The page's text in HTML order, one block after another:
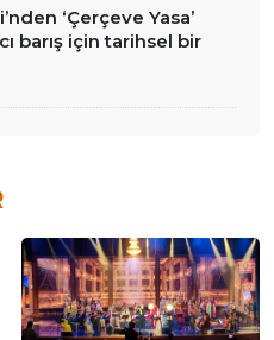
‘Çerçeve Yasa’
barış için tarihsel bir